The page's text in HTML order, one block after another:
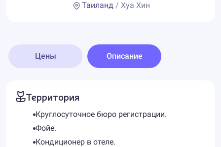
Таиланд/ Хуа Хин
Цены Описание
Территория
Круглосуточное бюро регистрации.
Фойе.
Кондиционер в отеле.